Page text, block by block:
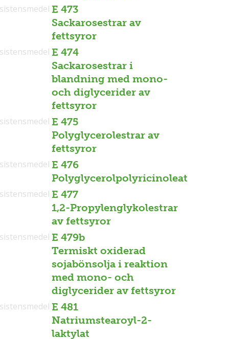
E 473
Sackarosestrar av
fettsyror
E 474
Sackarosestrar i
blandning med mono-
och diglycerider av
fettsyror
E 475
Polyglycerolestrar av
fettsyror
E 476
Polyglycerolpolyricinoleat
E 477
1,2-Propylenglykolestrar
av fettsyror
E 479b
Termiskt oxiderad
sojabönsolja i reaktion
med mono- och
diglycerider av fettsyror
E 481
Natriumstearoyl-2-
laktylat